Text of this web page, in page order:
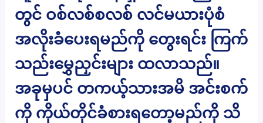
တွင် ဝစ်လစ်စလစ် လင်မယားပုံစံ
အလိုးခံပေးရမည်ကို တွေးရင်း ကြက်
သည်းမွှေညှင်းများ ထလာသည်။
အခုမှပင် တကယ့်သားအမိ အင်းစက်
ကို ကိုယ်တိုင်ခံစားရတော့မည်ကို သိ